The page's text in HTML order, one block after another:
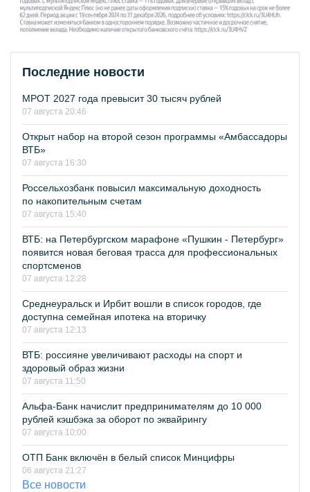
Последние новости
МРОТ 2027 года превысит 30 тысяч рублей
07 августа 20:46
Открыт набор на второй сезон программы «Амбассадоры
ВТБ»
07 августа 16:30
Россельхозбанк повысил максимальную доходность
по накопительным счетам
07 августа 15:40
ВТБ: на Петербургском марафоне «Пушкин - Петербург»
появится новая беговая трасса для профессиональных
спортсменов
07 августа 12:28
Среднеуральск и Ирбит вошли в список городов, где
доступна семейная ипотека на вторичку
07 августа 12:13
ВТБ: россияне увеличивают расходы на спорт и
здоровый образ жизни
07 августа 11:50
Альфа-Банк начислит предпринимателям до 10 000
рублей кэшбэка за оборот по эквайрингу
07 августа 10:00
ОТП Банк включён в белый список Минцифры
06 августа 21:27
Все новости